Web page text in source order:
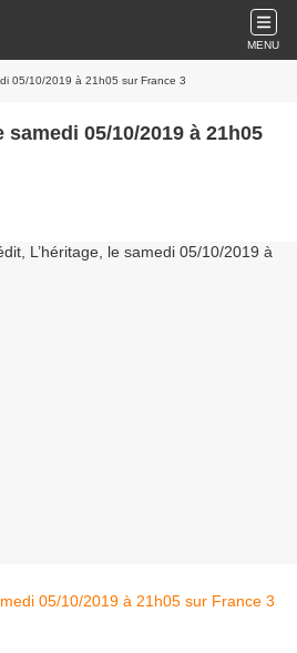
MENU
05/10/2019 à 21h05 sur France 3
samedi 05/10/2019 à 21h05